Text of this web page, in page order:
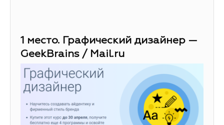
1 место. Графический дизайнер —
GeekBrains / Mail.ru